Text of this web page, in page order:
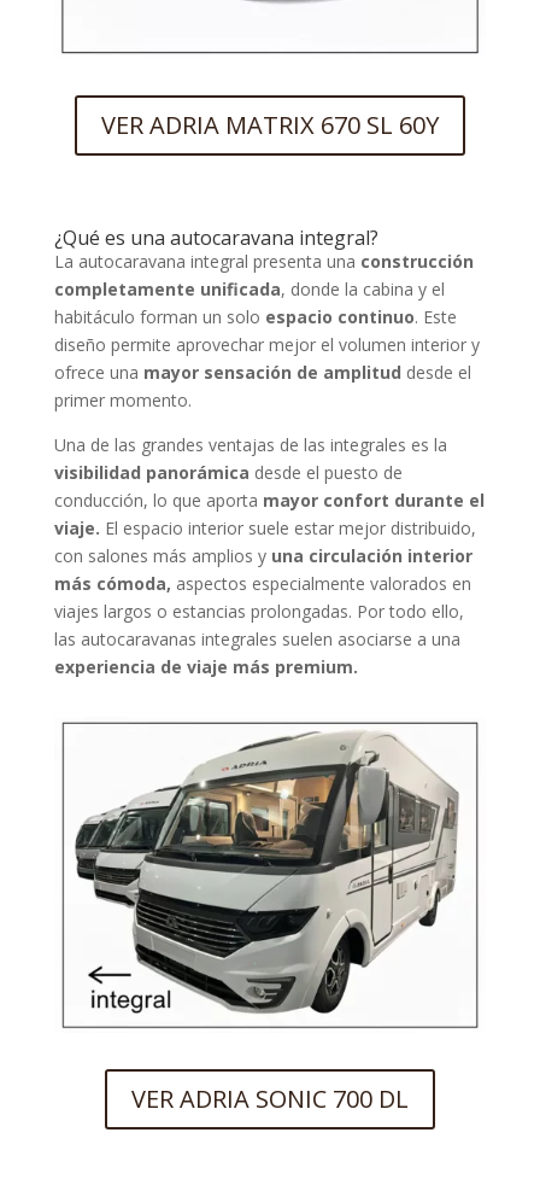
VER ADRIA MATRIX 670 SL 60Y
¿Qué es una autocaravana integral?
La autocaravana integral presenta una construcción
completamente unificada, donde la cabina y el
habitáculo forman un solo espacio continuo. Este
diseño permite aprovechar mejor el volumen interior y
ofrece una mayor sensación de amplitud desde el
primer momento.
Una de las grandes ventajas de las integrales es la
visibilidad panorámica desde el puesto de
conducción, lo que aporta mayor confort durante el
viaje. El espacio interior suele estar mejor distribuido,
con salones más amplios y una circulación interior
más cómoda, aspectos especialmente valorados en
viajes largos o estancias prolongadas. Por todo ello,
las autocaravanas integrales suelen asociarse a una
experiencia de viaje más premium.
VER ADRIA SONIC 700 DL